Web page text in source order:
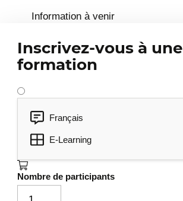
Information à venir
Inscrivez-vous à une
formation
Français
E-Learning
Nombre de participants